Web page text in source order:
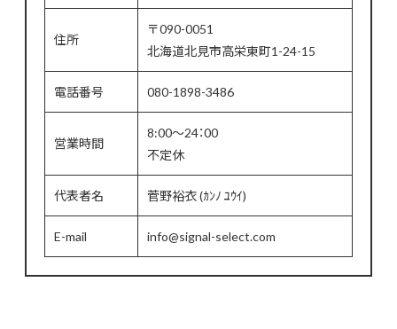
住所
〒090-0051
北海道北見市高栄東町1-24-15
電話番号 080-1898-3486
営業時間
8:00～24：00
不定休
代表者名 菅野裕衣 (ｶﾝﾉ ﾕｳｲ)
E-mail info@signal-select.com